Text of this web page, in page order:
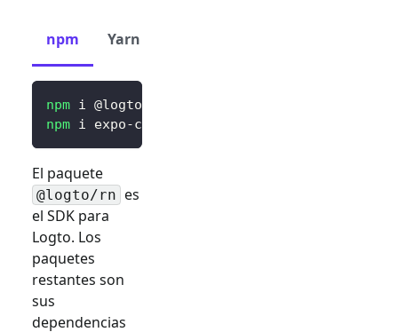
npm Yarn
npm i @logto/rn
npm i expo-crypto expo-secure-store expo-
El paquete
@logto/rn es
el SDK para
Logto. Los
paquetes
restantes son
sus
dependencias